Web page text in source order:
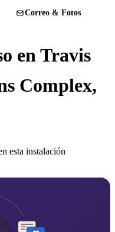
Correo & Fotos
en Travis
Complex,
esta instalación